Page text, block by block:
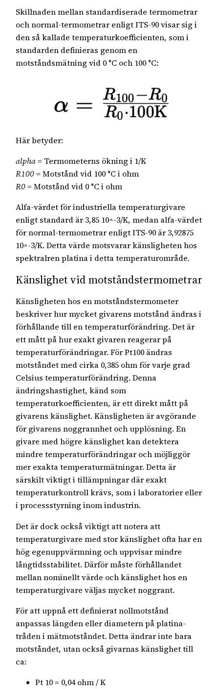
Skillnaden mellan standardiserade termometrar
och normal-termometrar enligt ITS-90 visar sig i
den så kallade temperaturkoefficienten, som i
standarden definieras genom en
motståndsmätning vid 0 °C och 100 °C:
Här betyder:
alpha= Termometerns ökning i 1/K
R100= Motstånd vid 100 °C i ohm
R0= Motstånd vid 0 °C i ohm
Alfa-värdet för industriella temperaturgivare
enligt standard är 3,85 10^-3/K, medan alfa-värdet
för normal-termometrar enligt ITS-90 är 3,92875
10^-3/K. Detta värde motsvarar känsligheten hos
spektralren platina i detta temperaturområde.
Känslighet vid motståndstermometrar
Känsligheten hos en motståndstermometer
beskriver hur mycket givarens motstånd ändras i
förhållande till en temperaturförändring. Det är
ett mått på hur exakt givaren reagerar på
temperaturförändringar. För Pt100 ändras
motståndet med cirka 0,385 ohm för varje grad
Celsius temperaturförändring. Denna
ändringshastighet, känd som
temperaturkoefficienten, är ett direkt mått på
givarens känslighet. Känsligheten är avgörande
för givarens noggrannhet och upplösning. En
givare med högre känslighet kan detektera
mindre temperaturförändringar och möjliggör
mer exakta temperaturmätningar. Detta är
särskilt viktigt i tillämpningar där exakt
temperaturkontroll krävs, som i laboratorier eller
i processstyrning inom industrin.
Det är dock också viktigt att notera att
temperaturgivare med stor känslighet ofta har en
hög egenuppvärmning och uppvisar mindre
långtidsstabilitet. Därför måste förhållandet
mellan nominellt värde och känslighet hos en
temperaturgivare väljas mycket noggrant.
För att uppnå ett definierat nollmotstånd
anpassas längden eller diametern på platina-
tråden i mätmotståndet. Detta ändrar inte bara
motståndet, utan också givarnas känslighet till
ca:
Pt 10 = 0,04 ohm / K